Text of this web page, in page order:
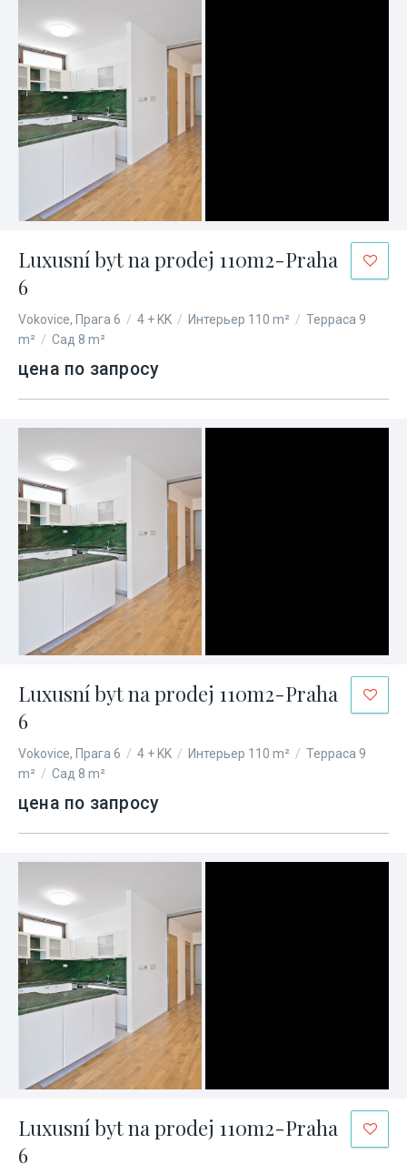
Luxusní byt na prodej 110m2-Praha
6
Vokovice, Прага 6 / 4 + KK / Интерьер 110 m² / Терраса 9
m² / Сад 8 m²
цена по запросу
Luxusní byt na prodej 110m2-Praha
6
Vokovice, Прага 6 / 4 + KK / Интерьер 110 m² / Терраса 9
m² / Сад 8 m²
цена по запросу
Luxusní byt na prodej 110m2-Praha
6